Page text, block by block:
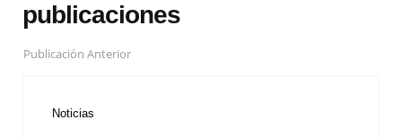
publicaciones
Publicación Anterior
Noticias